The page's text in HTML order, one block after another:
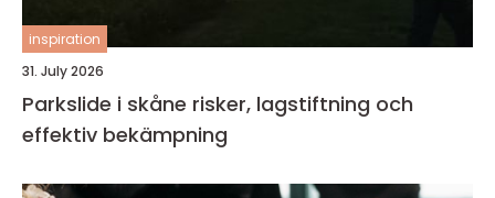
inspiration
31. July 2026
Parkslide i skåne risker, lagstiftning och
effektiv bekämpning